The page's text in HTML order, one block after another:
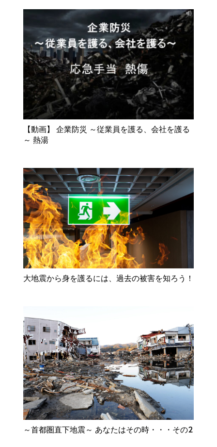
【動画】 企業防災 ～従業員を護る、会社を護る
～ 熱湯
大地震から身を護るには、過去の被害を知ろう！
～首都圏直下地震～ あなたはその時・・・その2